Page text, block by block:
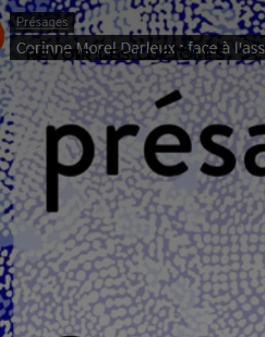
REVOIR LES LUCIOLES